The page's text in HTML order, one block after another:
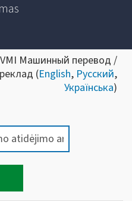
Машинный перевод /
(English, Русский,
Українська)